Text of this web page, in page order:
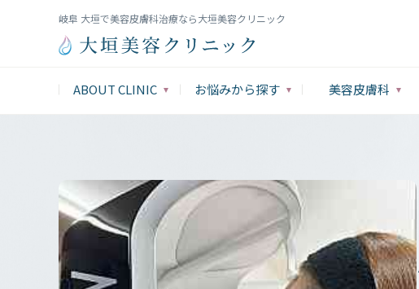
岐阜 大垣で美容皮膚科治療なら大垣美容クリニック
ABOUT CLINIC お悩みから探す 美容皮膚科